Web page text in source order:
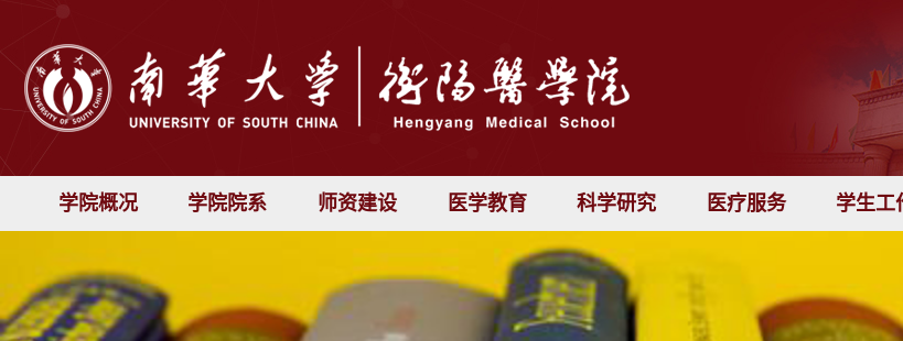
学院概况 学院院系 师资建设 医学教育 科学研究 医疗服务 学生工